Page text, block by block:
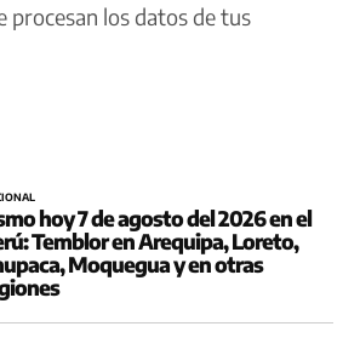
procesan los datos de tus
hoy 7 de agosto del 2026 en el
Temblor en Arequipa, Loreto,
Moquegua y en otras